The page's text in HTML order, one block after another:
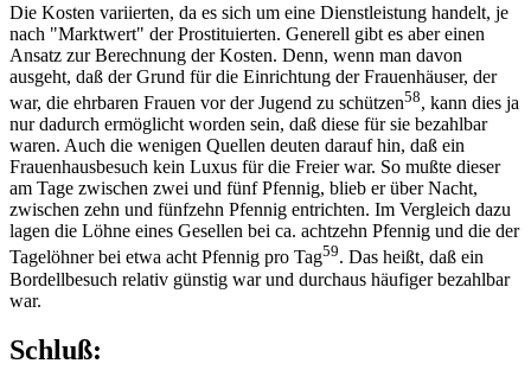
Die Kosten variierten, da es sich um eine Dienstleistung handelt, je
nach "Marktwert" der Prostituierten. Generell gibt es aber einen
Ansatz zur Berechnung der Kosten. Denn, wenn man davon
ausgeht, daß der Grund für die Einrichtung der Frauenhäuser, der
war, die ehrbaren Frauen vor der Jugend zu schützen58, kann dies ja
nur dadurch ermöglicht worden sein, daß diese für sie bezahlbar
waren. Auch die wenigen Quellen deuten darauf hin, daß ein
Frauenhausbesuch kein Luxus für die Freier war. So mußte dieser
am Tage zwischen zwei und fünf Pfennig, blieb er über Nacht,
zwischen zehn und fünfzehn Pfennig entrichten. Im Vergleich dazu
lagen die Löhne eines Gesellen bei ca. achtzehn Pfennig und die der
Tagelöhner bei etwa acht Pfennig pro Tag59. Das heißt, daß ein
Bordellbesuch relativ günstig war und durchaus häufiger bezahlbar
war.
Schluß: